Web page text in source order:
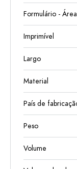
Formulário -
Imprimível
Largo
Material
País de
Peso
Volume